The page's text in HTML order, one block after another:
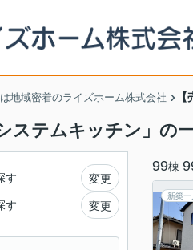
地域密着のライズホーム株式会社
ステムキッチン」の
99棟
新築
す 変更
す 変更